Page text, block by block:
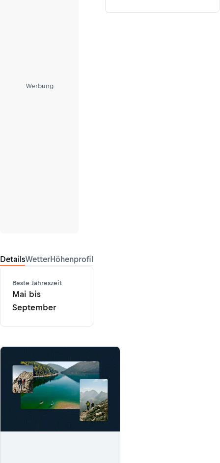
Werbung
DetailsWetterHöhenprofil
Beste Jahreszeit
Mai bis
September